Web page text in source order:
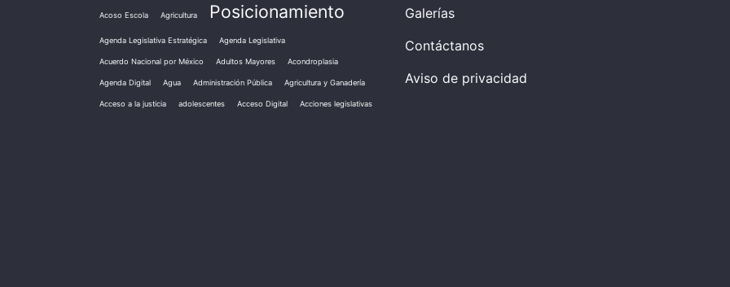
Acoso Escola Agricultura Posicionamiento
Agenda Legislativa Estratégica Agenda Legislativa
Acuerdo Nacional por México Adultos Mayores Acondroplasia
Agenda Digital Agua Administración Pública Agricultura y Ganadería
Acceso a la justicia adolescentes Acceso Digital Acciones legislativas
Galerías
Contáctanos
Aviso de privacidad